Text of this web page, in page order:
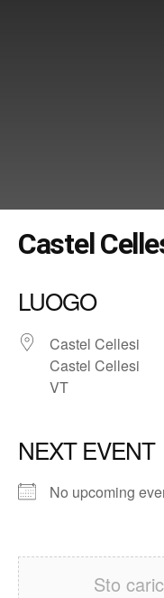
Castel
LUOGO
Castel Cellesi
Castel Cellesi
VT
NEXT EVENT
No upcoming
Sto